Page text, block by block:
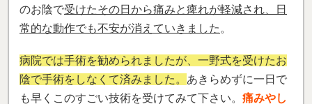
のお陰で受けたその日から痛みと痺れが軽減され、日
常的な動作でも不安が消えていきました 。
病院では手術を勧められましたが、一野式を受けたお
陰で手術をしなくて済みました。 あきらめずに一日で
も早くこのすごい技術を受けてみて下さい。 痛みやし